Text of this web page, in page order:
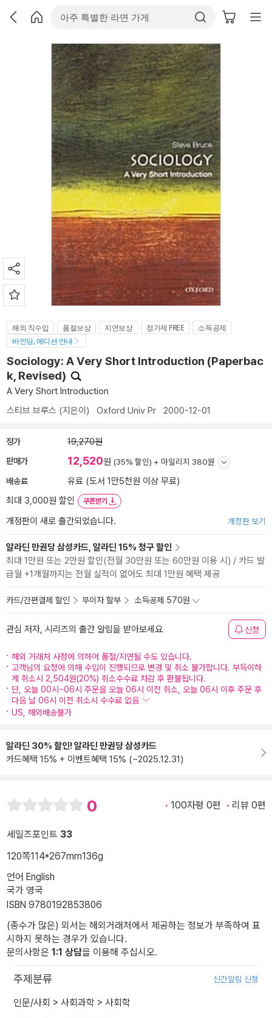
해외 직수입 품절보상 지연보상 정가제 FREE
소득공제
바인딩, 에디션 안내
Sociology: A Very Short Introduction (Paperbac
k, Revised)
A Very Short Introduction
스티브 브루스 (지은이) Oxford Univ Pr 2000-12-01
정가 19,270원
판매가 12,520원 (35% 할인) + 마일리지 380원
배송료
유료 (도서 1만5천원 이상 무료)
최대 3,000원 할인
쿠폰받기
개정판이 새로 출간되었습니다. 개정판 보기
알라딘 만권당 삼성카드, 알라딘 15% 청구 할인
최대 1만원 또는 2만원 할인(전월 30만원 또는 60만원 이용 시) / 카드 발
급월 +1개월까지는 전월 실적이 없어도 최대 1만원 혜택 제공
카드/간편결제 할인 무이자 할부 소득공제 570원
관심 저자, 시리즈의 출간 알림을 받아보세요 신청
해외 거래처 사정에 의하여 품절/지연될 수도 있습니다.
고객님의 요청에 의해 수입이 진행되므로 변경 및 취소 불가합니다. 부득이하
게 취소시 2,504원(20%) 취소수수료 차감 후 환불됩니다.
단, 오늘 00시~06시 주문을 오늘 06시 이전 취소, 오늘 06시 이후 주문 후
다음 날 06시 이전 취소시 수수료 없음
US, 해외배송불가
알라딘 30% 할인! 알라딘 만권당 삼성카드
카드혜택 15% + 이벤트혜택 15% (~2025.12.31)
0 100자평 0편 리뷰 0편
세일즈포인트 33
120쪽114*267mm136g
언어 English
국가 영국
ISBN 9780192853806
(종수가 많은) 외서는 해외거래처에서 제공하는 정보가 부족하여 표
시하지 못하는 경우가 있습니다.
문의사항은 1:1 상담을 이용해 주십시오.
주제분류 신간알림 신청
인문/사회 > 사회과학 > 사회학